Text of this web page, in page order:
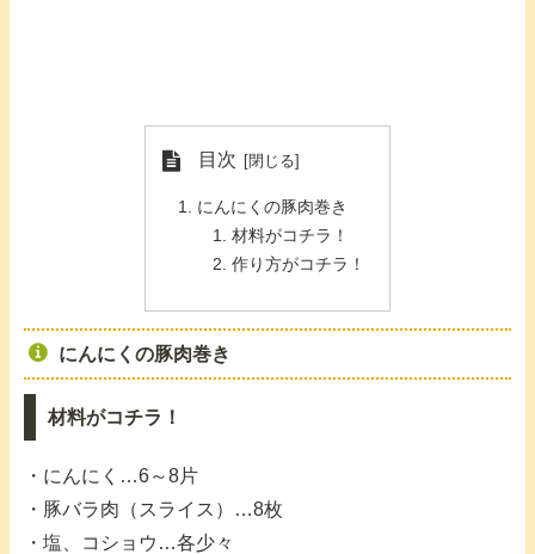
目次
にんにくの豚肉巻き
材料がコチラ！
作り方がコチラ！
にんにくの豚肉巻き
材料がコチラ！
・にんにく…6～8片
・豚バラ肉（スライス）…8枚
・塩、コショウ…各少々